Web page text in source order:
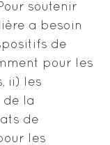
soutenir
a besoin
de
pour les
ii) les
la
de
les